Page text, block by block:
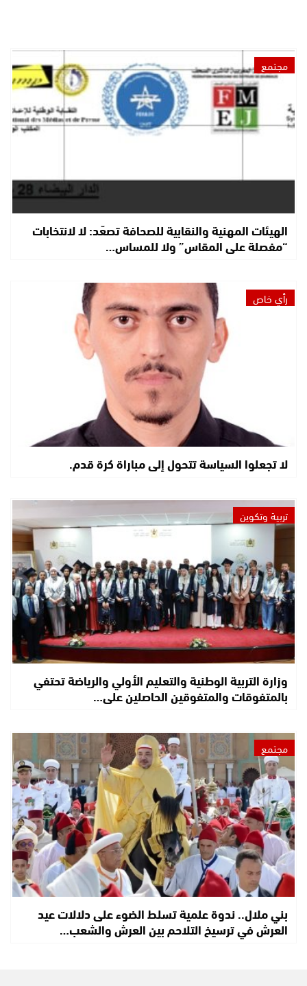
مجتمع
الهيئات المهنية والنقابية للصحافة تصعّد: لا لانتخابات
“مفصلة على المقاس” ولا للمساس…
رأي خاص
لا تجعلوا السياسة تتحول إلى مباراة كرة قدم.
تربية وتكوين
وزارة التربية الوطنية والتعليم الأولي والرياضة تحتفي
بالمتفوقات والمتفوقين الحاصلين على…
مجتمع
بني ملال.. ندوة علمية تسلط الضوء على دلالات عيد
العرش في ترسيخ التلاحم بين العرش والشعب…